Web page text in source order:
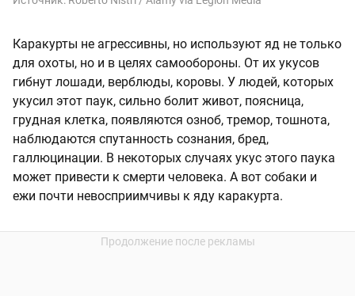
Каракурты не агрессивны, но используют яд не только
для охоты, но и в целях самообороны. От их укусов
гибнут лошади, верблюды, коровы. У людей, которых
укусил этот паук, сильно болит живот, поясница,
грудная клетка, появляются озноб, тремор, тошнота,
наблюдаются спутанность сознания, бред,
галлюцинации. В некоторых случаях укус этого паука
может привести к смерти человека. А вот собаки и
ежи почти невосприимчивы к яду каракурта.